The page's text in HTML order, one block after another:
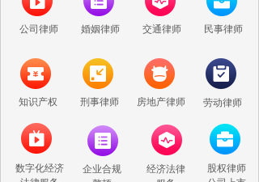
股权律师
数字化经济
经济法律
企业合规
公司律师 婚姻律师 交通律师 民事律师
知识产权 刑事律师 房地产律师 劳动律师